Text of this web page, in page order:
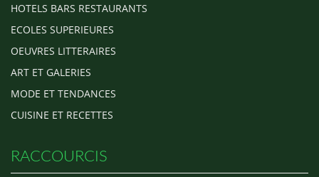
HOTELS BARS RESTAURANTS
ECOLES SUPERIEURES
OEUVRES LITTERAIRES
ART ET GALERIES
MODE ET TENDANCES
CUISINE ET RECETTES
RACCOURCIS